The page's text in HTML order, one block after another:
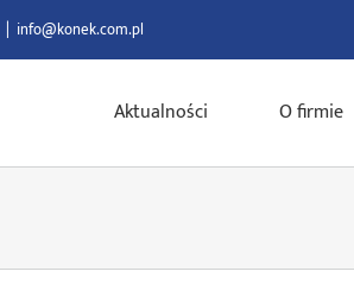
| info@konek.com.pl
Aktualności O firmie